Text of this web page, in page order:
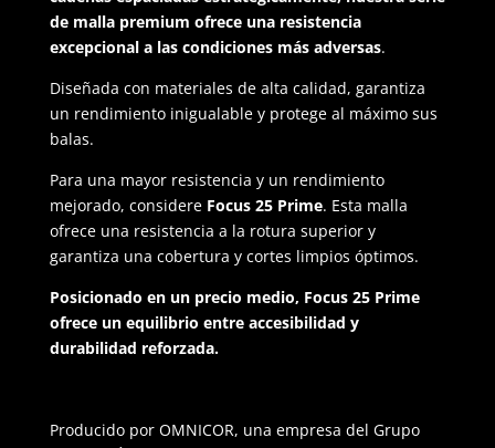
de malla premium ofrece una resistencia
excepcional a las condiciones más adversas.
Diseñada con materiales de alta calidad, garantiza
un rendimiento inigualable y protege al máximo sus
balas.
Para una mayor resistencia y un rendimiento
mejorado, considere Focus 25 Prime. Esta malla
ofrece una resistencia a la rotura superior y
garantiza una cobertura y cortes limpios óptimos.
Posicionado en un precio medio, Focus 25 Prime
ofrece un equilibrio entre accesibilidad y
durabilidad reforzada.
Producido por OMNICOR, una empresa del Grupo